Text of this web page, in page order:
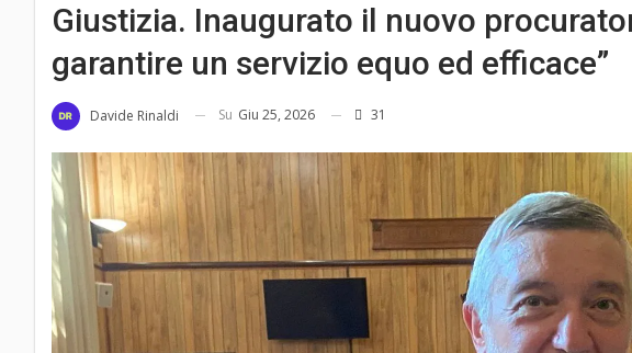
Giustizia. Inaugurato il nuovo
garantire un servizio equo ed efficace”
Davide Rinaldi Su Giu 25, 2026 31